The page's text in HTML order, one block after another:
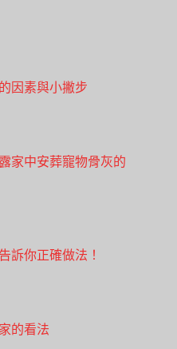
因素與小撇步
家中安葬寵物骨灰的
訴你正確做法！
的看法